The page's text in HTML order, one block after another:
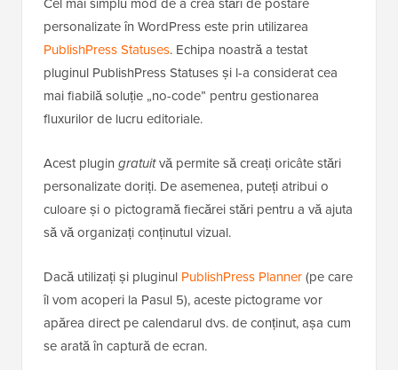
personalizate în WordPress este prin utilizarea
PublishPress Statuses. Echipa noastră a testat
pluginul PublishPress Statuses și l-a considerat cea
mai fiabilă soluție „no-code” pentru gestionarea
fluxurilor de lucru editoriale.
Acest plugin gratuitvă permite să creați oricâte stări
personalizate doriți. De asemenea, puteți atribui o
culoare și o pictogramă fiecărei stări pentru a vă ajuta
să vă organizați conținutul vizual.
Dacă utilizați și pluginul PublishPress Planner(pe care
îl vom acoperi la Pasul 5), aceste pictograme vor
apărea direct pe calendarul dvs. de conținut, așa cum
se arată în captură de ecran.